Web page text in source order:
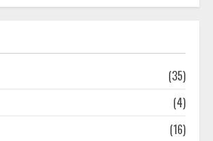
(35)
(4)
(16)